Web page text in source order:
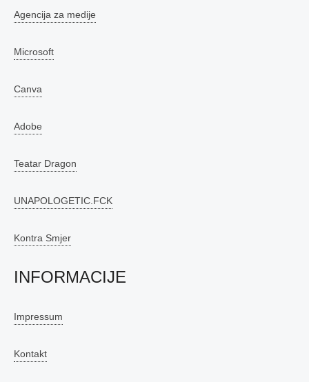
Agencija za medije
Microsoft
Canva
Adobe
Teatar Dragon
UNAPOLOGETIC.FCK
Kontra Smjer
INFORMACIJE
Impressum
Kontakt